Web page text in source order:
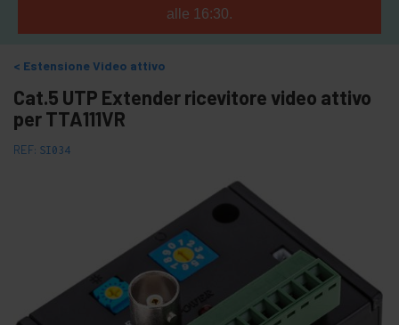
alle 16:30.
Estensione Video attivo
Cat.5 UTP Extender ricevitore video attivo
per TTA111VR
REF: SI034